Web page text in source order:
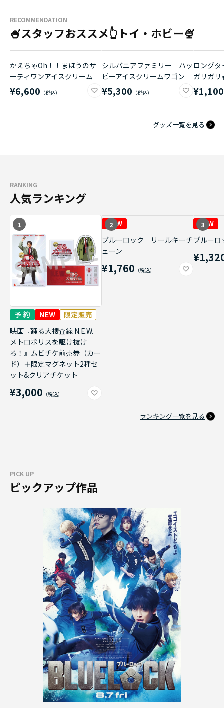
RECOMMENDATION
🍧スタッフおススメ👆トイ・ホビー🍨
かえちゃOh！！まほうのサ
ーティワンアイスクリーム
¥6,600
シルバニアファミリー ハッ
ピーアイスクリームワゴン
¥5,300
ロング
ガリガ
¥1,100
グッズ一覧を見る
RANKING
人気ランキング
1
映画『踊る大捜査線 N.E.W.
メトロポリスを駆け抜け
ろ！』ムビチケ前売券（カー
ド）＋限定マグネット2種セ
ット&クリアチケット
¥3,000
2
ブルーロック リールキーチ
ェーン
¥1,760
3
ブルー
ランキング一覧を見る
PICK UP
ピックアップ作品